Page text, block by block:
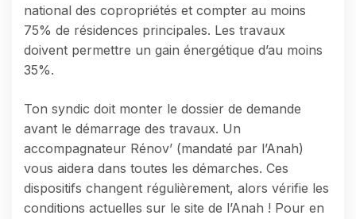
national des copropriétés et compter au moins
75% de résidences principales. Les travaux
doivent permettre un gain énergétique d’au moins
35%.
Ton syndic doit monter le dossier de demande
avant le démarrage des travaux. Un
accompagnateur Rénov’ (mandaté par l’Anah)
vous aidera dans toutes les démarches. Ces
dispositifs changent régulièrement, alors vérifie les
conditions actuelles sur le site de l’Anah ! Pour en